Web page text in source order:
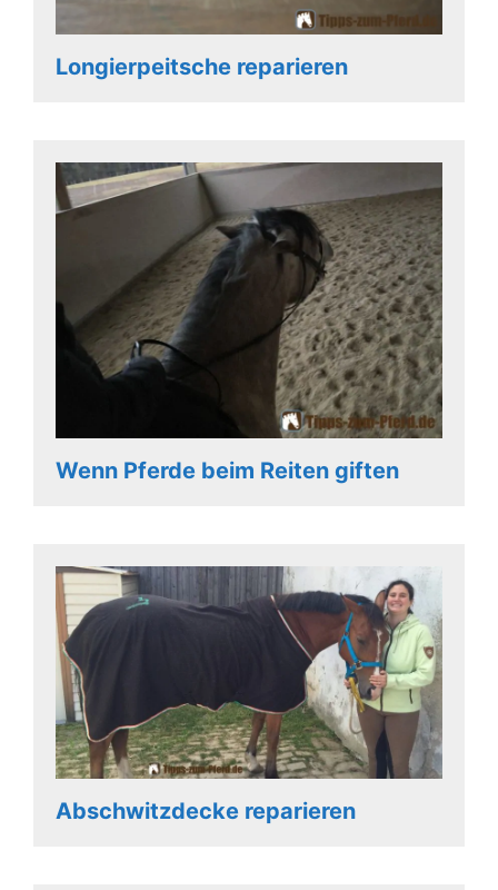
Longierpeitsche reparieren
Wenn Pferde beim Reiten giften
Abschwitzdecke reparieren